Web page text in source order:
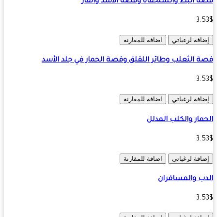
لرغباتي اضافة للمقارنة
الثعلب وطائر اللقلق وقصة الحمار في جلد الأسد
لرغباتي اضافة للمقارنة
والكلب المدلل
لرغباتي اضافة للمقارنة
والمسافران